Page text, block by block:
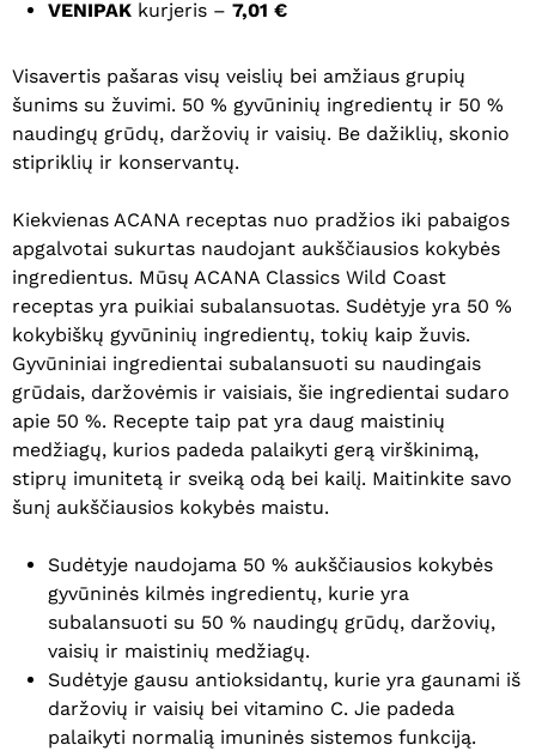
VENIPAK kurjeris – 7,01 €
Visavertis pašaras visų veislių bei amžiaus grupių
šunims su žuvimi. 50 % gyvūninių ingredientų ir 50 %
naudingų grūdų, daržovių ir vaisių. Be dažiklių, skonio
stipriklių ir konservantų.
Kiekvienas ACANA receptas nuo pradžios iki pabaigos
apgalvotai sukurtas naudojant aukščiausios kokybės
ingredientus. Mūsų ACANA Classics Wild Coast
receptas yra puikiai subalansuotas. Sudėtyje yra 50 %
kokybiškų gyvūninių ingredientų, tokių kaip žuvis.
Gyvūniniai ingredientai subalansuoti su naudingais
grūdais, daržovėmis ir vaisiais, šie ingredientai sudaro
apie 50 %. Recepte taip pat yra daug maistinių
medžiagų, kurios padeda palaikyti gerą virškinimą,
stiprų imunitetą ir sveiką odą bei kailį. Maitinkite savo
šunį aukščiausios kokybės maistu.
Sudėtyje naudojama 50 % aukščiausios kokybės
gyvūninės kilmės ingredientų, kurie yra
subalansuoti su 50 % naudingų grūdų, daržovių,
vaisių ir maistinių medžiagų.
Sudėtyje gausu antioksidantų, kurie yra gaunami iš
daržovių ir vaisių bei vitamino C. Jie padeda
palaikyti normalią imuninės sistemos funkciją.